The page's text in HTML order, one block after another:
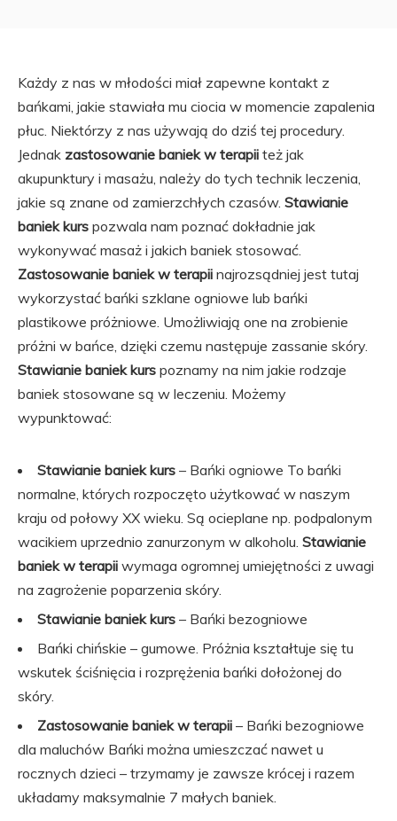
Każdy z nas w młodości miał zapewne kontakt z
bańkami, jakie stawiała mu ciocia w momencie zapalenia
płuc. Niektórzy z nas używają do dziś tej procedury.
Jednak zastosowanie baniek w terapii też jak
akupunktury i masażu, należy do tych technik leczenia,
jakie są znane od zamierzchłych czasów. Stawianie
baniek kurs pozwala nam poznać dokładnie jak
wykonywać masaż i jakich baniek stosować.
Zastosowanie baniek w terapii najrozsądniej jest tutaj
wykorzystać bańki szklane ogniowe lub bańki
plastikowe próżniowe. Umożliwiają one na zrobienie
próżni w bańce, dzięki czemu następuje zassanie skóry.
Stawianie baniek kurs poznamy na nim jakie rodzaje
baniek stosowane są w leczeniu. Możemy
wypunktować:
Stawianie baniek kurs – Bańki ogniowe To bańki
normalne, których rozpoczęto użytkować w naszym
kraju od połowy XX wieku. Są ocieplane np. podpalonym
wacikiem uprzednio zanurzonym w alkoholu. Stawianie
baniek w terapii wymaga ogromnej umiejętności z uwagi
na zagrożenie poparzenia skóry.
Stawianie baniek kurs – Bańki bezogniowe
Bańki chińskie – gumowe. Próżnia kształtuje się tu
wskutek ściśnięcia i rozprężenia bańki dołożonej do
skóry.
Zastosowanie baniek w terapii – Bańki bezogniowe
dla maluchów Bańki można umieszczać nawet u
rocznych dzieci – trzymamy je zawsze krócej i razem
układamy maksymalnie 7 małych baniek.